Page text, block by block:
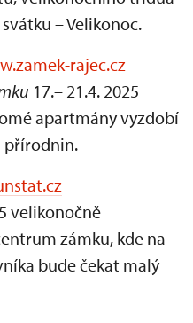
– Velikonoc.
rajec.cz
17.– 21.4. 2025
apartmány vyzdobí
přírodnin.
velikonočně
zámku, kde na
bude čekat malý